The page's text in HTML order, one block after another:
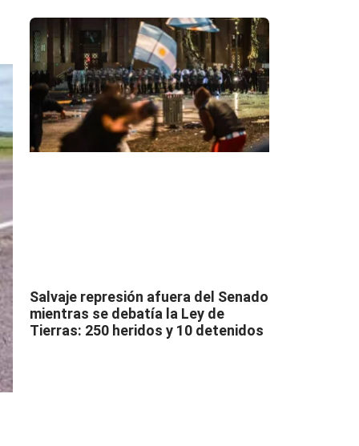
Salvaje represión afuera del Senado
mientras se debatía la Ley de
Tierras: 250 heridos y 10 detenidos